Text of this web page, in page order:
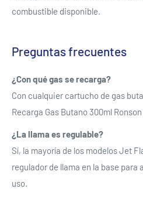
combustible disponible.
Preguntas frecuentes
¿Con qué gas se recarga?
Con cualquier cartucho de gas
Recarga Gas Butano 300ml
¿La llama es regulable?
Sí, la mayoría de los modelos Jet
regulador de llama en la base
uso.